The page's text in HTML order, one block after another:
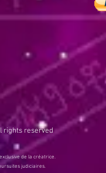
rights reserved
de la créatrice.
judiciaires.